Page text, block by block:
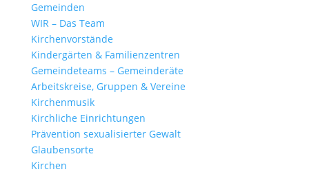
Gemeinden
WIR – Das Team
Kirchen­vor­stände
Kinder­gärten & Familienzentren
Gemein­de­teams – Gemeinderäte
Arbeits­kreise, Gruppen & Vereine
Kirchen­musik
Kirch­liche Einrichtungen
Präven­tion sexua­li­sierter Gewalt
Glau­ben­s­orte
Kirchen